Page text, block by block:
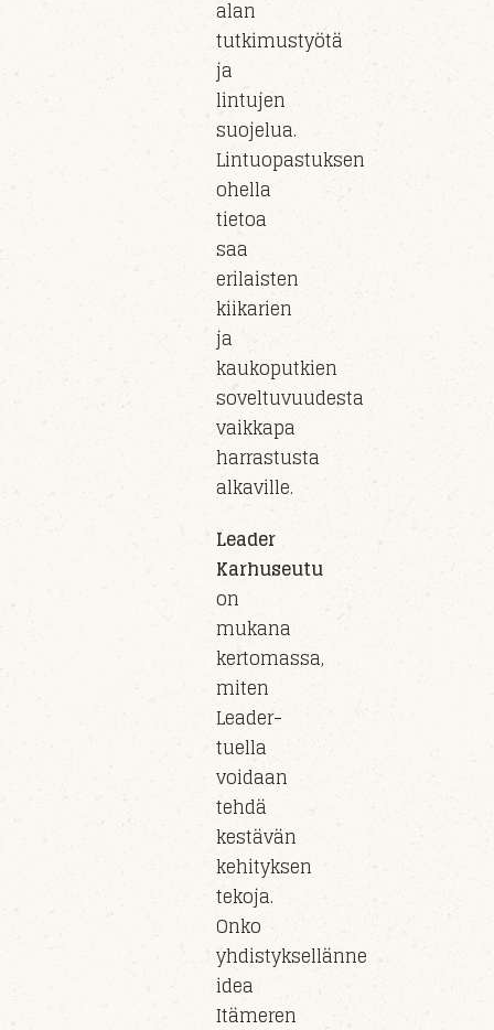
alan
tutkimustyötä
ja
lintujen
suojelua.
Lintuopastuksen
ohella
tietoa
saa
erilaisten
kiikarien
ja
kaukoputkien
soveltuvuudesta
vaikkapa
harrastusta
alkaville.
Leader
Karhuseutu
on
mukana
kertomassa,
miten
Leader-
tuella
voidaan
tehdä
kestävän
kehityksen
tekoja.
Onko
yhdistyksellänne
idea
Itämeren